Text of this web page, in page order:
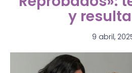
y
9 abril,